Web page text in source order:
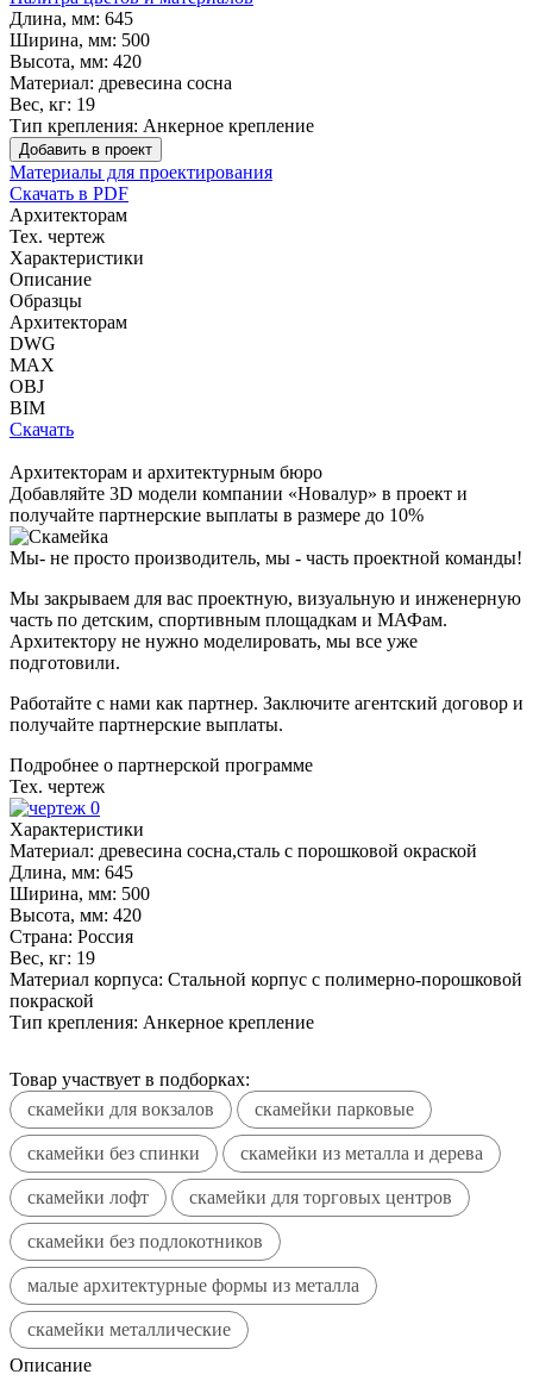
Длина, мм: 645
Ширина, мм: 500
Высота, мм: 420
Материал: древесина сосна
Вес, кг: 19
Тип крепления: Анкерное крепление
Добавить в проект
Материалы для проектирования
Скачать в PDF
Архитекторам
Тех. чертеж
Характеристики
Описание
Образцы
Архитекторам
DWG
MAX
OBJ
BIM
Скачать
Архитекторам и архитектурным бюро
Добавляйте 3D модели компании «Новалур» в проект и
получайте партнерские выплаты в размере до 10%
Мы- не просто производитель, мы - часть проектной команды!
Мы закрываем для вас проектную, визуальную и инженерную
часть по детским, спортивным площадкам и МАФам.
Архитектору не нужно моделировать, мы все уже
подготовили.
Работайте с нами как партнер. Заключите агентский договор и
получайте партнерские выплаты.
Подробнее о партнерской программе
Тех. чертеж
Характеристики
Материал: древесина сосна,сталь с порошковой окраской
Длина, мм: 645
Ширина, мм: 500
Высота, мм: 420
Страна: Россия
Вес, кг: 19
Материал корпуса: Стальной корпус с полимерно-порошковой
покраской
Тип крепления: Анкерное крепление
Товар участвует в подборках:
скамейки для вокзалов
скамейки парковые
скамейки без спинки скамейки из металла и дерева
скамейки лофт скамейки для торговых центров
скамейки без подлокотников
малые архитектурные формы из металла
скамейки металлические
Описание